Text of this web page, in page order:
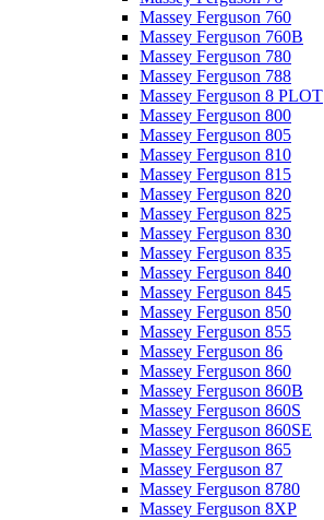
Massey Ferguson 760
Massey Ferguson 760B
Massey Ferguson 780
Massey Ferguson 788
Massey Ferguson 8 PLOT
Massey Ferguson 800
Massey Ferguson 805
Massey Ferguson 810
Massey Ferguson 815
Massey Ferguson 820
Massey Ferguson 825
Massey Ferguson 830
Massey Ferguson 835
Massey Ferguson 840
Massey Ferguson 845
Massey Ferguson 850
Massey Ferguson 855
Massey Ferguson 86
Massey Ferguson 860
Massey Ferguson 860B
Massey Ferguson 860S
Massey Ferguson 860SE
Massey Ferguson 865
Massey Ferguson 87
Massey Ferguson 8780
Massey Ferguson 8XP